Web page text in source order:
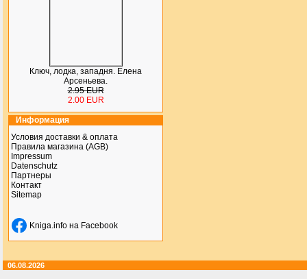
Ключ, лодка, западня. Елена
Арсеньева.
2.95 EUR
2.00 EUR
Информация
Условия доставки & оплата
Правила магазина (AGB)
Impressum
Datenschutz
Партнеры
Контакт
Sitemap
Kniga.info на Facebook
06.08.2026